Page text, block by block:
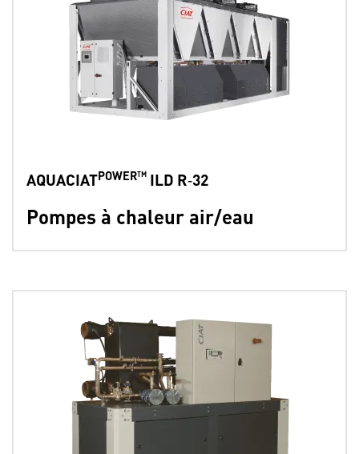
Pompes à chaleur air/eau
AQUACIATPOWER™ ILD R‑32